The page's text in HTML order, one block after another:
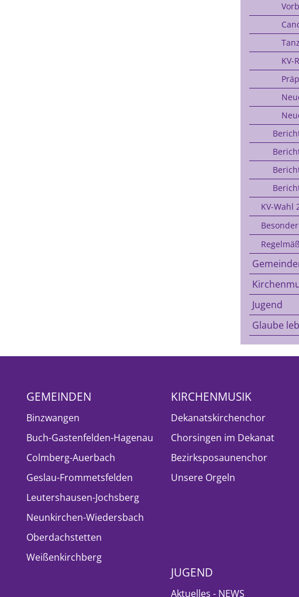
KV-
KV-Wahl
Jugend
Glaube
GEMEINDEN
Binzwangen
Buch-Gastenfelden-Hagenau
Colmberg-Auerbach
Geslau-Frommetsfelden
Leutershausen-Jochsberg
Neunkirchen-Wiedersbach
Oberdachstetten
Weißenkirchberg
KIRCHENMUSIK
Dekanatskirchenchor
Chorsingen im Dekanat
Bezirksposaunenchor
Unsere Orgeln
JUGEND
Aktuelles - NEWS